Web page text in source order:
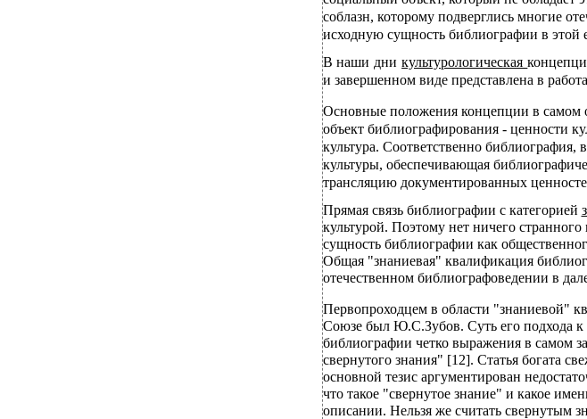
соблазн, которому подверглись многие
исходную сущность библиографии в этой
В наши дникультурологическая
и завершенном виде представлена в
Основные положения концепции в самом
объект библиографирования - ценности
культура. Соответственно библиография,
культуры, обеспечивающая
трансляцию документированных
Прямая связь библиографии с категорией
культурой. Поэтому нет ничего
сущность библиографии как
Общая "знаниевая" квалификация
отечественном библиографоведении в
Первопроходцем в области "знаниевой"
Союзе был Ю.С.Зубов. Суть его подхода к
библиографии четко выражения в самом
свернутого знания" [12]. Статья богата
основной тезис аргументирован
что такое "свернутое знание" и какое
описании. Нельзя же считать свернутым